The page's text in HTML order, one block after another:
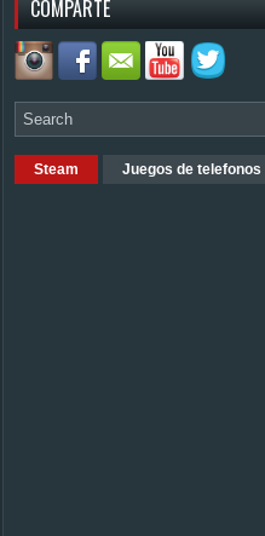
COMPARTE
Steam Juegos de telefonos